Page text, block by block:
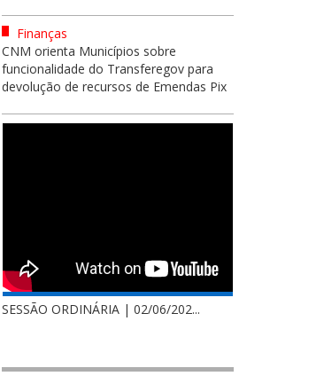
Finanças
CNM orienta Municípios sobre
funcionalidade do Transferegov para
devolução de recursos de Emendas Pix
SESSÃO ORDINÁRIA | 02/06/202...